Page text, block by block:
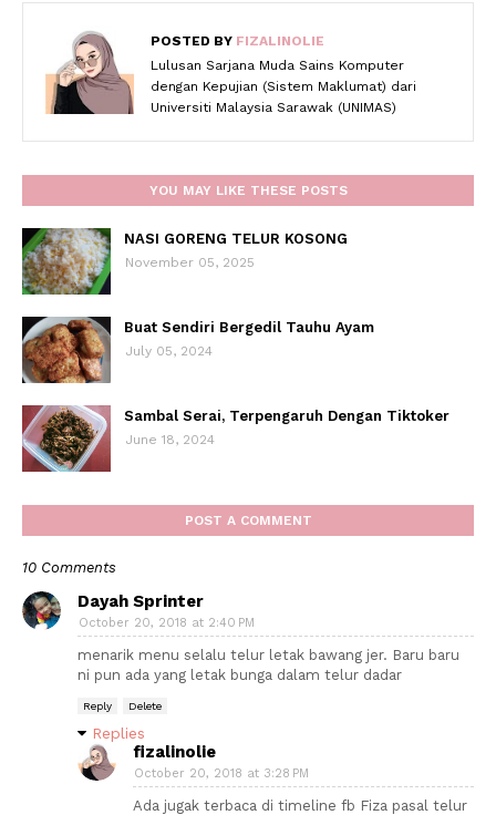
POSTED BY FIZALINOLIE
Lulusan Sarjana Muda Sains Komputer
dengan Kepujian (Sistem Maklumat) dari
Universiti Malaysia Sarawak (UNIMAS)
YOU MAY LIKE THESE POSTS
NASI GORENG TELUR KOSONG
November 05, 2025
Buat Sendiri Bergedil Tauhu Ayam
July 05, 2024
Sambal Serai, Terpengaruh Dengan Tiktoker
June 18, 2024
POST A COMMENT
10 Comments
Dayah Sprinter
October 20, 2018 at 2:40 PM
menarik menu selalu telur letak bawang jer. Baru baru
ni pun ada yang letak bunga dalam telur dadar
Reply Delete
Replies
fizalinolie
October 20, 2018 at 3:28 PM
Ada jugak terbaca di timeline fb Fiza pasal telur